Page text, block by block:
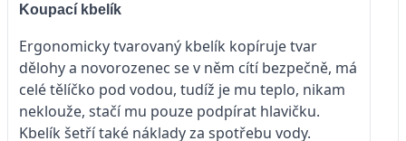
Koupací kbelík
Ergonomicky tvarovaný kbelík kopíruje tvar
dělohy a novorozenec se v něm cítí bezpečně, má
celé tělíčko pod vodou, tudíž je mu teplo, nikam
neklouže, stačí mu pouze podpírat hlavičku.
Kbelík šetří také náklady za spotřebu vody.